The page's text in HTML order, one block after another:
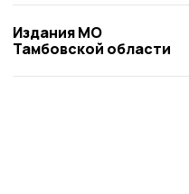
Издания МО
Тамбовской области